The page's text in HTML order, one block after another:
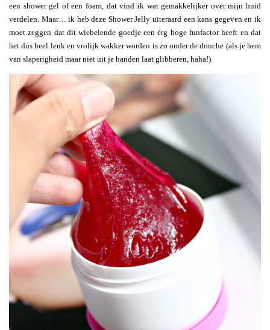
een shower gel of een foam, dat vind ik wat gemakkelijker over mijn huid
verdelen. Maar… ik heb deze Shower Jelly uiteraard een kans gegeven en ik
moet zeggen dat dit wiebelende goedje een érg hoge funfactor heeft en dat
het dus heel leuk en vrolijk wakker worden is zo onder de douche (als je hem
van slaperigheid maar niet uit je handen laat glibberen, haha!).